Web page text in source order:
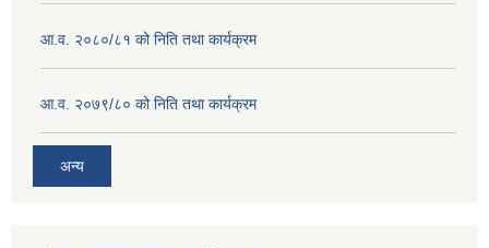
आ.व. २०८०/८१ को निति तथा कार्यक्रम
आ.व. २०७९/८० को निति तथा कार्यक्रम
अन्य